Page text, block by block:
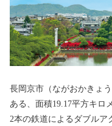
長岡京市（ながおかきょ
ある、面積19.17平方キロ
2本の鉄道によるダブルア